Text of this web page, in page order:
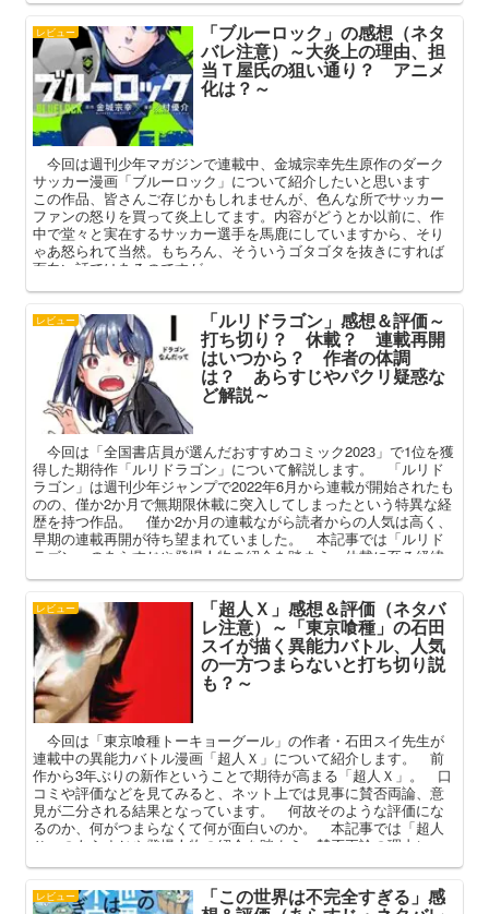
レビュー 「ブルーロック」の感想（ネタ
バレ注意）～大炎上の理由、担
当Ｔ屋氏の狙い通り？ アニメ
化は？～
今回は週刊少年マガジンで連載中、金城宗幸先生原作のダーク
サッカー漫画「ブルーロック」について紹介したいと思います
この作品、皆さんご存じかもしれませんが、色んな所でサッカー
ファンの怒りを買って炎上してます。内容がどうとか以前に、作
中で堂々と実在するサッカー選手を馬鹿にしていますから、そり
ゃあ怒られて当然。もちろん、そういうゴタゴタを抜きにすれば
面白い話ではあるのですが……
レビュー 「ルリドラゴン」感想＆評価～
打ち切り？ 休載？ 連載再開
はいつから？ 作者の体調
は？ あらすじやパクリ疑惑な
ど解説～
今回は「全国書店員が選んだおすすめコミック2023」で1位を獲
得した期待作「ルリドラゴン」について解説します。 「ルリド
ラゴン」は週刊少年ジャンプで2022年6月から連載が開始されたも
のの、僅か2か月で無期限休載に突入してしまったという特異な経
歴を持つ作品。 僅か2か月の連載ながら読者からの人気は高く、
早期の連載再開が待ち望まれていました。 本記事では「ルリド
ラゴン」のあらすじや登場人物の紹介を踏まえ、休載に至る経緯
レビュー 「超人Ｘ」感想＆評価（ネタバ
レ注意）～「東京喰種」の石田
スイが描く異能力バトル、人気
の一方つまらないと打ち切り説
も？～
今回は「東京喰種トーキョーグール」の作者・石田スイ先生が
連載中の異能力バトル漫画「超人Ｘ」について紹介します。 前
作から3年ぶりの新作ということで期待が高まる「超人Ｘ」。 口
コミや評価などを見てみると、ネット上では見事に賛否両論、意
見が二分される結果となっています。 何故そのような評価にな
るのか、何がつまらなくて何が面白いのか。 本記事では「超人
Ｘ」のあらすじや登場人物の紹介を踏まえ、賛否両論の理由につ
レビュー 「この世界は不完全すぎる」感